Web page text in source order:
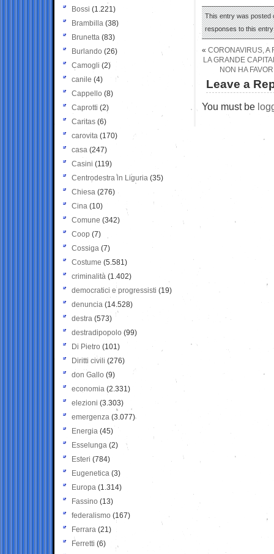
This entry was posted
responses to this
« CORONAVIRUS, A
LA GRANDE
NON HA
Leave a
You must be
Bossi (1.221)
Brambilla (38)
Brunetta (83)
Burlando (26)
Camogli (2)
canile (4)
Cappello (8)
Caprotti (2)
Caritas (6)
carovita (170)
casa (247)
Casini (119)
Centrodestra in Liguria (35)
Chiesa (276)
Cina (10)
Comune (342)
Coop (7)
Cossiga (7)
Costume (5.581)
criminalità (1.402)
democratici e progressisti (19)
denuncia (14.528)
destra (573)
destradipopolo (99)
Di Pietro (101)
Diritti civili (276)
don Gallo (9)
economia (2.331)
elezioni (3.303)
emergenza (3.077)
Energia (45)
Esselunga (2)
Esteri (784)
Eugenetica (3)
Europa (1.314)
Fassino (13)
federalismo (167)
Ferrara (21)
Ferretti (6)